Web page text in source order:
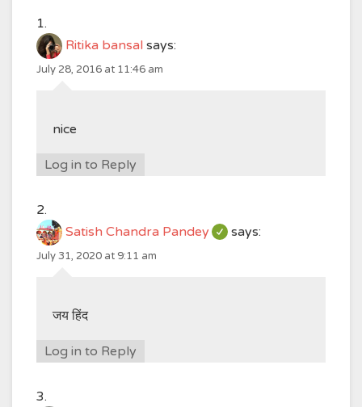
Ritika bansal says:
July 28, 2016 at 11:46 am
nice
Log in to Reply
Satish Chandra Pandey says:
July 31, 2020 at 9:11 am
जय हिंद
Log in to Reply